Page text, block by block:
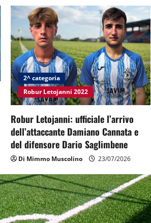
2^ categoria
Robur Letojanni 2022
Robur Letojanni: ufficiale l’arrivo
dell’attaccante Damiano Cannata e
del difensore Dario Saglimbene
Di Mimmo Muscolino 23/07/2026